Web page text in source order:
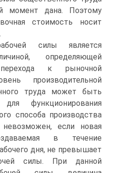
момент дана. Поэтому
стоимость носит
силы является
определяющей
к рыночной
производительной
труда может быть
для функционирования
способа производства
если новая
в течение
дня, не превышает
силы. При данной